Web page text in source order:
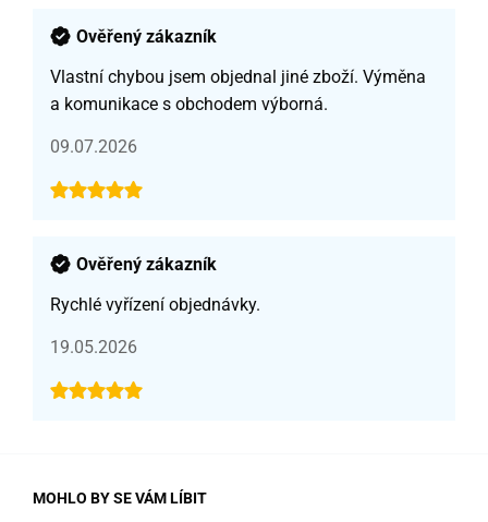
Ověřený zákazník
Vlastní chybou jsem objednal jiné zboží. Výměna
a komunikace s obchodem výborná.
09.07.2026
Ověřený zákazník
Rychlé vyřízení objednávky.
19.05.2026
MOHLO BY SE VÁM LÍBIT